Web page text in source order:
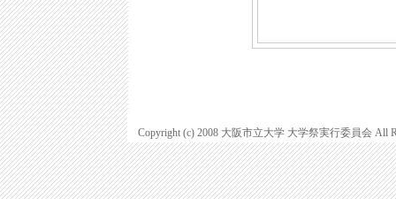
Copyright (c) 2008 大阪市立大学 大学祭実行委員会 All